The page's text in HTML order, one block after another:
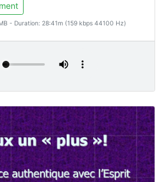
- Duration: 28:41m (159 kbps 44100 Hz)